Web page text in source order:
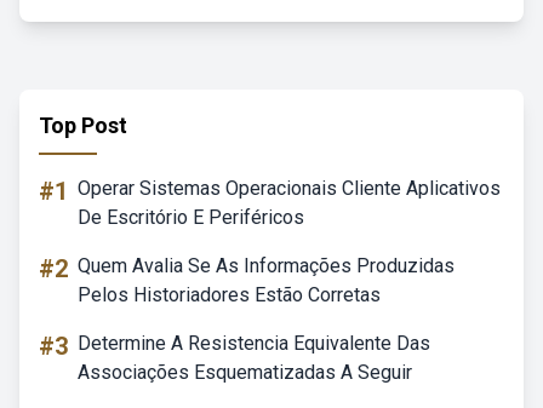
Top Post
#1 Operar Sistemas Operacionais Cliente Aplicativos
De Escritório E Periféricos
#2 Quem Avalia Se As Informações Produzidas
Pelos Historiadores Estão Corretas
#3 Determine A Resistencia Equivalente Das
Associações Esquematizadas A Seguir